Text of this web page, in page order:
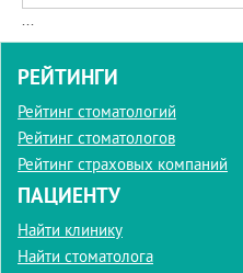
...
РЕЙТИНГИ
Рейтинг стоматологий
Рейтинг стоматологов
Рейтинг страховых компаний
ПАЦИЕНТУ
Найти клинику
Найти стоматолога